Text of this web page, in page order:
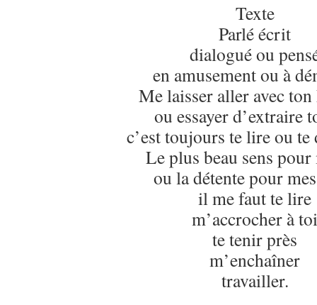
Texte
Parlé écrit
dialogué ou
en amusement ou à
Me laisser aller avec
ou essayer d’extraire
c’est toujours te lire ou
Le plus beau sens
ou la détente pour
il me faut te lire
m’accrocher à toi
te tenir près
m’enchaîner
travailler.